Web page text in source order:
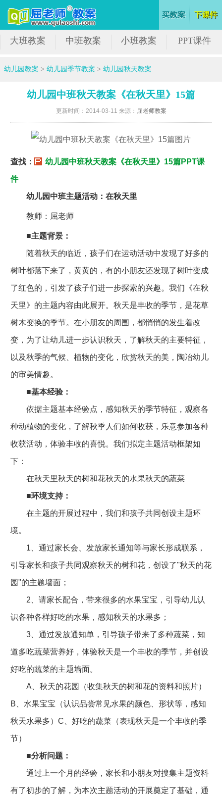
大班教案 中班教案 小班教案 PPT课件
幼儿园教案 >幼儿园季节教案 >幼儿园秋天教案
幼儿园中班秋天教案《在秋天里》15篇
更新时间：2014-03-11 来源： 屈老师教案
查找： 幼儿园中班秋天教案《在秋天里》15篇PPT课
件
幼儿园中班主题活动：在秋天里
教师：屈老师
■主题背景：
随着秋天的临近，孩子们在运动活动中发现了好多的
树叶都落下来了，黄黄的，有的小朋友还发现了树叶变成
了红色的，引发了孩子们进一步探索的兴趣。我们《在秋
天里》的主题内容由此展开。秋天是丰收的季节，是花草
树木变换的季节。在小朋友的周围，都悄悄的发生着改
变，为了让幼儿进一步认识秋天，了解秋天的主要特征，
以及秋季的气候、植物的变化，欣赏秋天的美，陶冶幼儿
的审美情趣。
■基本经验：
依据主题基本经验点，感知秋天的季节特征，观察各
种动植物的变化，了解秋季人们如何收获，乐意参加各种
收获活动，体验丰收的喜悦。我们拟定主题活动框架如
下：
在秋天里秋天的树和花秋天的水果秋天的蔬菜
■环境支持：
在主题的开展过程中，我们和孩子共同创设主题环
境。
1、通过家长会、发放家长通知等与家长形成联系，
引导家长和孩子共同观察秋天的树和花，创设了"秋天的花
园"的主题墙面；
2、请家长配合，带来很多的水果宝宝，引导幼儿认
识各种各样好吃的水果，感知秋天的水果多；
3、通过发放通知单，引导孩子带来了多种蔬菜，知
道多吃蔬菜营养好，体验秋天是一个丰收的季节，并创设
好吃的蔬菜的主题墙面。
A、秋天的花园（收集秋天的树和花的资料和照片）
B、水果宝宝（认识品尝常见水果的颜色、形状等，感知
秋天水果多）C、好吃的蔬菜（表现秋天是一个丰收的季
节）
■分析问题：
通过上一个月的经验，家长和小朋友对搜集主题资料
有了初步的了解，为本次主题活动的开展奠定了基础，通